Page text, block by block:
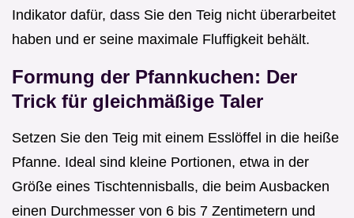
Indikator dafür, dass Sie den Teig nicht überarbeitet
haben und er seine maximale Fluffigkeit behält.
Formung der Pfannkuchen: Der
Trick für gleichmäßige Taler
Setzen Sie den Teig mit einem Esslöffel in die heiße
Pfanne. Ideal sind kleine Portionen, etwa in der
Größe eines Tischtennisballs, die beim Ausbacken
einen Durchmesser von 6 bis 7 Zentimetern und